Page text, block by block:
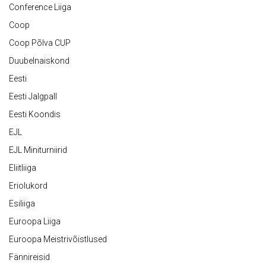
Conference Liiga
Coop
Coop Põlva CUP
Duubelnaiskond
Eesti
Eesti Jalgpall
Eesti Koondis
EJL
EJL Miniturniirid
Eliitliiga
Eriolukord
Esiliiga
Euroopa Liiga
Euroopa Meistrivõistlused
Fännireisid